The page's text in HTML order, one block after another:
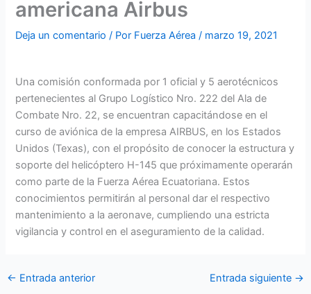
americana Airbus
Deja un comentario / Por Fuerza Aérea/ marzo 19, 2021
Una comisión conformada por 1 oficial y 5 aerotécnicos
pertenecientes al Grupo Logístico Nro. 222 del Ala de
Combate Nro. 22, se encuentran capacitándose en el
curso de aviónica de la empresa AIRBUS, en los Estados
Unidos (Texas), con el propósito de conocer la estructura y
soporte del helicóptero H-145 que próximamente operarán
como parte de la Fuerza Aérea Ecuatoriana. Estos
conocimientos permitirán al personal dar el respectivo
mantenimiento a la aeronave, cumpliendo una estricta
vigilancia y control en el aseguramiento de la calidad.
← Entrada anterior Entrada siguiente →